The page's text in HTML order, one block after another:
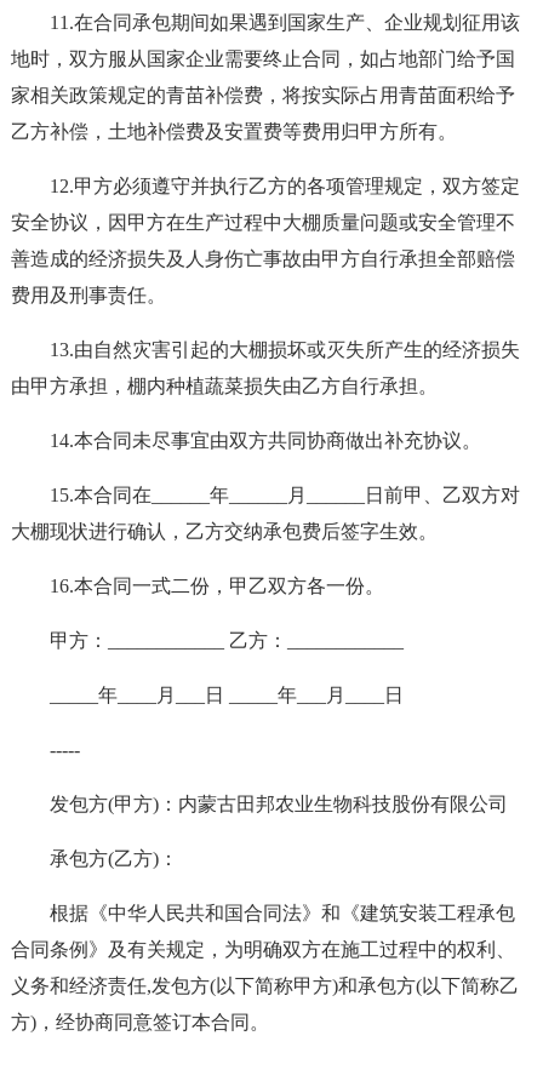
11.在合同承包期间如果遇到国家生产、企业规划征用该
地时，双方服从国家企业需要终止合同，如占地部门给予国
家相关政策规定的青苗补偿费，将按实际占用青苗面积给予
乙方补偿，土地补偿费及安置费等费用归甲方所有。
12.甲方必须遵守并执行乙方的各项管理规定，双方签定
安全协议，因甲方在生产过程中大棚质量问题或安全管理不
善造成的经济损失及人身伤亡事故由甲方自行承担全部赔偿
费用及刑事责任。
13.由自然灾害引起的大棚损坏或灭失所产生的经济损失
由甲方承担，棚内种植蔬菜损失由乙方自行承担。
14.本合同未尽事宜由双方共同协商做出补充协议。
15.本合同在______年______月______日前甲、乙双方对
大棚现状进行确认，乙方交纳承包费后签字生效。
16.本合同一式二份，甲乙双方各一份。
甲方：____________ 乙方：____________
_____年____月___日 _____年___月____日
-----
发包方(甲方)：内蒙古田邦农业生物科技股份有限公司
承包方(乙方)：
根据《中华人民共和国合同法》和《建筑安装工程承包
合同条例》及有关规定，为明确双方在施工过程中的权利、
义务和经济责任,发包方(以下简称甲方)和承包方(以下简称乙
方)，经协商同意签订本合同。